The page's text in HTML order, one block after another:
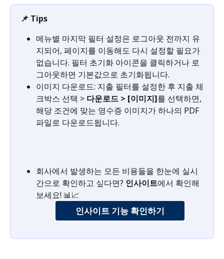
📌 Tips
메뉴별 마지막 필터 설정은 로그아웃 전까지 유
지되어, 페이지를 이동해도 다시 설정할 필요가
없습니다. 필터 초기화 아이콘을 클릭하거나 로
그아웃하면 기본값으로 초기화됩니다.
이미지 다운로드: 지출 필터를 설정한 후 지출 체
크박스 선택 > 다운로드 > [이미지]를 선택하면,
해당 조건에 맞는 영수증 이미지가 하나의 PDF
파일로 다운로드됩니다.
회사에서 발생하는 모든 비용들을 한눈에 실시
간으로 확인하고 싶다면? 인사이트에서 확인해
보세요! 📊📈
인사이트 기능 확인하기